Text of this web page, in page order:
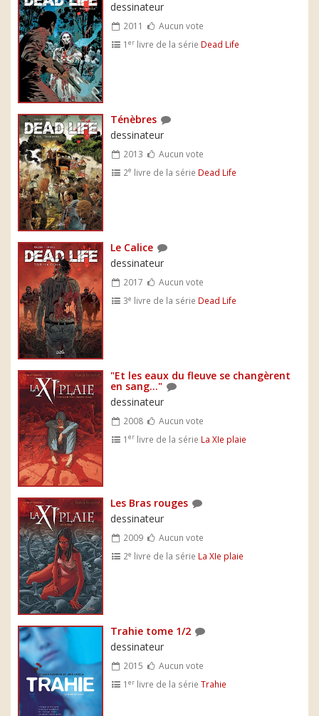
dessinateur
2011
Aucun vote
1er livre de la série Dead Life
Ténèbres
dessinateur
2013
Aucun vote
2e livre de la série Dead Life
Le Calice
dessinateur
2017
Aucun vote
3e livre de la série Dead Life
"Et les eaux du fleuve se changèrent
en sang..."
dessinateur
2008
Aucun vote
1er livre de la série La XIe plaie
Les Bras rouges
dessinateur
2009
Aucun vote
2e livre de la série La XIe plaie
Trahie tome 1/2
dessinateur
2015
Aucun vote
1er livre de la sérieTrahie